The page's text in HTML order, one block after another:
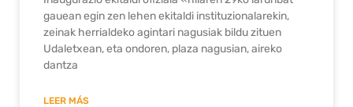
gauean egin zen lehen ekitaldi instituzionalarekin,
zeinak herrialdeko agintari nagusiak bildu zituen
Udaletxean, eta ondoren, plaza nagusian, aireko
dantza
LEER MÁS